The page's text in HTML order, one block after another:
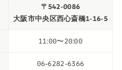
〒542-0086
大阪市中央区西心斎橋1-16-5
11:00〜20:00
06-6282-6366